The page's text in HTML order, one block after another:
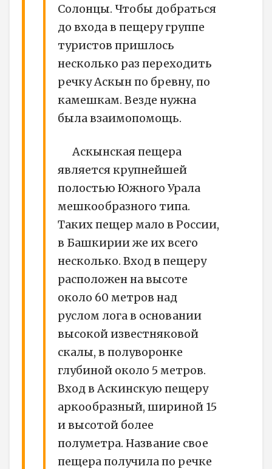
Солонцы. Чтобы добраться
до входа в пещеру группе
туристов пришлось
несколько раз переходить
речку Аскын по бревну, по
камешкам. Везде нужна
была взаимопомощь.
Аскынская пещера
является крупнейшей
полостью Южного Урала
мешкообразного типа.
Таких пещер мало в России,
в Башкирии же их всего
несколько. Вход в пещеру
расположен на высоте
около 60 метров над
руслом лога в основании
высокой известняковой
скалы, в полуворонке
глубиной около 5 метров.
Вход в Аскинскую пещеру
аркообразный, шириной 15
и высотой более
полуметра. Название свое
пещера получила по речке